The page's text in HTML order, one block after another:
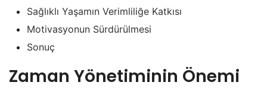
Sağlıklı Yaşamın Verimliliğe Katkısı
Motivasyonun Sürdürülmesi
Sonuç
Zaman Yönetiminin Önemi